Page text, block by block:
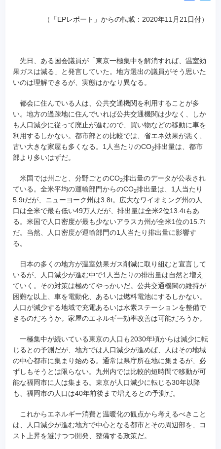
c
o
（「EPレポート」からの転載：2020年11月21日付）
先日、ある国会議員が「東京一極集中を解消すれば、温室効
果ガスは減る」と発言していた。 地方選出の議員がそう思いた
いのは理解できるが、実態はかなり異なる。
都会に住んでいる人は、公共交通機関を利用することが多
い。地方の過疎地に住んでいれば公共交通機関は少なく、しか
も人口減少に従って廃止が進むので、買い物などの移動に車を
利用するしかない。都市部との比較では、省エネ効果が悪く、
古い大きな家屋も多くなる。1人当たりのCO2排出量は、都市
部より多いはずだ。
米国では州ごと、分野ごとのCO2排出量のデータが公表され
ている。全米平均の運輸部門からのCO2排出量は、1人当たり
5.9tだが、ニューヨーク州は3.8t。広大なワイオミング州の人
口は全米で最も低い49万人だが、排出量は全米2位13.4tもあ
る。米国で人口密度が最も少ないアラスカ州が全米1位の15.7t
だ。当然、人口密度が運輸部門の1人当たり排出量に影響す
る。
日本の多くの地方が温室効果ガス削減に取り組むと宣言して
いるが、人口減少が進む中で1人当たりの排出量は自然と増え
ていく。その対策は極めてやっかいだ。公共交通機関の維持が
困難な以上、車を電動化、あるいは燃料電池にするしかない。
人口が減少する地域で充電あるいは水素ステーションを整備で
きるのだろうか。家屋のエネルギー効率改善は可能だろうか。
一極集中が続いている東京の人口も2030年頃からは減少に転
じるとの予測だが、地方では人口減少が進めば、人はその地域
の中心都市に集まり始める。通常は県庁所在地に集まるが、必
ずしもそうとは限らない。九州内では比較的短時間で移動が可
能な福岡市に人は集まる。東京が人口減少に転じる30年以降
も、福岡市の人口は40年前後まで増えるとの予測だ。
これからエネルギー消費と温暖化の観点から考えるべきこと
は、人口減少が進む地方で中心となる都市とその周辺部を、コ
スト上昇を避けつつ開発、整備する政策だ。